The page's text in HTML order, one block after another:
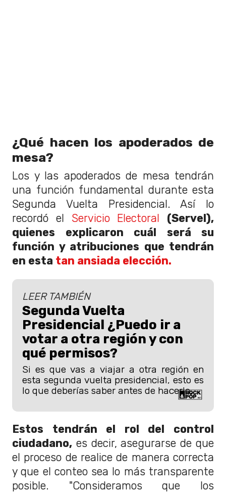
¿Qué hacen los apoderados de
mesa?
Los y las apoderados de mesa tendrán
una función fundamental durante esta
Segunda Vuelta Presidencial. Así lo
recordó el Servicio Electoral
(Servel),
quienes explicaron cuál será su
función y atribuciones que tendrán
en esta tan ansiada elección.
LEER TAMBIÉN
Segunda Vuelta
Presidencial ¿Puedo ir a
votar a otra región y con
qué permisos?
Si es que vas a viajar a otra región en
esta segunda vuelta presidencial, esto es
lo que deberías saber antes de hacerlo.
Estos tendrán el rol del control
ciudadano, es decir, asegurarse de que
el proceso de realice de manera correcta
y que el conteo sea lo más transparente
posible. "Consideramos que los